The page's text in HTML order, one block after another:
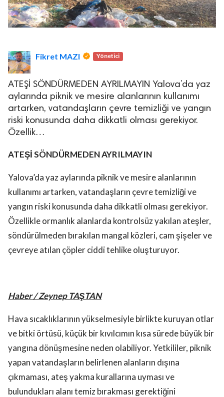
Fikret MAZI Yönetici
ATEŞİ SÖNDÜRMEDEN AYRILMAYIN Yalova’da yaz
aylarında piknik ve mesire alanlarının kullanımı
artarken, vatandaşların çevre temizliği ve yangın
riski konusunda daha dikkatli olması gerekiyor.
Özellik…
ATEŞİ SÖNDÜRMEDEN AYRILMAYIN
Yalova’da yaz aylarında piknik ve mesire alanlarının
kullanımı artarken, vatandaşların çevre temizliği ve
yangın riski konusunda daha dikkatli olması gerekiyor.
Özellikle ormanlık alanlarda kontrolsüz yakılan ateşler,
söndürülmeden bırakılan mangal közleri, cam şişeler ve
çevreye atılan çöpler ciddi tehlike oluşturuyor.
Haber / Zeynep TAŞTAN
Hava sıcaklıklarının yükselmesiyle birlikte kuruyan otlar
ve bitki örtüsü, küçük bir kıvılcımın kısa sürede büyük bir
yangına dönüşmesine neden olabiliyor. Yetkililer, piknik
yapan vatandaşların belirlenen alanların dışına
çıkmaması, ateş yakma kurallarına uyması ve
bulundukları alanı temiz bırakması gerektiğini